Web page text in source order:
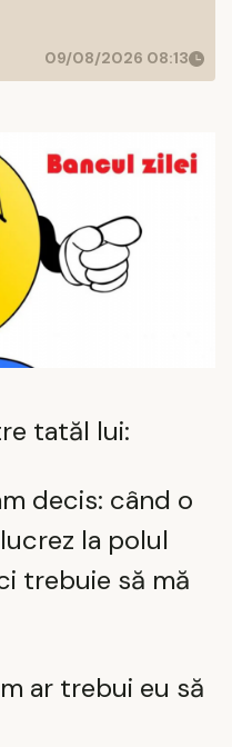
09/08/2026 08:13
tatăl lui:
decis: când o
la polul
trebuie să mă
ar trebui eu să